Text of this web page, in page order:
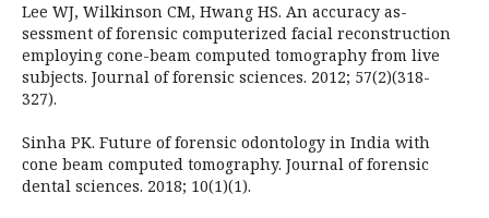
Lee WJ, Wilkinson CM, Hwang HS. An accuracy as-
sessment of forensic computerized facial reconstruction
employing cone-beam computed tomography from live
subjects. Journal of forensic sciences. 2012; 57(2)(318-
327).
Sinha PK. Future of forensic odontology in India with
cone beam computed tomography. Journal of forensic
dental sciences. 2018; 10(1)(1).